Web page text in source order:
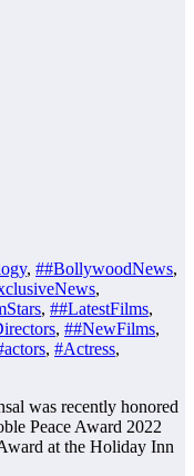
, ##BollywoodNews,
,
, ##LatestFilms,
, ##NewFilms,
, #Actress,
was recently honored
Peace Award 2022
at the Holiday Inn